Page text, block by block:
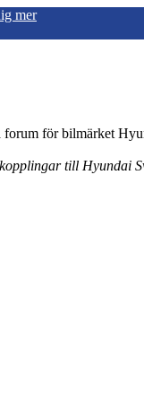
mer
forum för bilmärket
till Hyundai